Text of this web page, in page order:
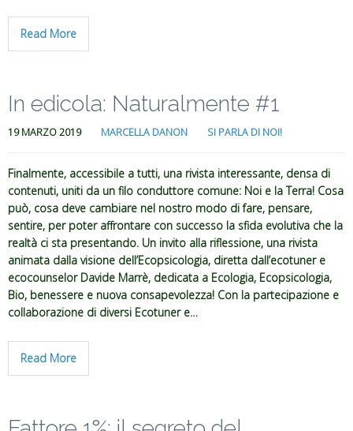
Read More
In edicola: Naturalmente #1
19 MARZO 2019 MARCELLA DANON SI PARLA DI NOI!
Finalmente, accessibile a tutti, una rivista interessante, densa di
contenuti, uniti da un filo conduttore comune: Noi e la Terra! Cosa
può, cosa deve cambiare nel nostro modo di fare, pensare,
sentire, per poter affrontare con successo la sfida evolutiva che la
realtà ci sta presentando. Un invito alla riflessione, una rivista
animata dalla visione dell’Ecopsicologia, diretta dall’ecotuner e
ecocounselor Davide Marrè, dedicata a Ecologia, Ecopsicologia,
Bio, benessere e nuova consapevolezza! Con la partecipazione e
collaborazione di diversi Ecotuner e…
Read More